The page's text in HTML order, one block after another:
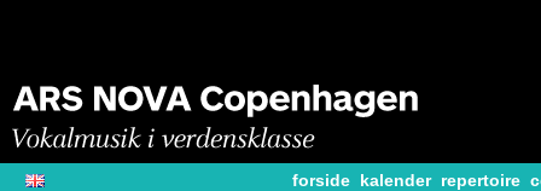
forside kalender repertoire